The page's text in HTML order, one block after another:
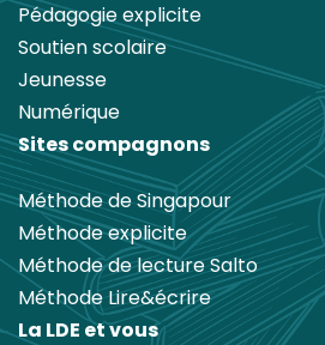
Pédagogie explicite
Soutien scolaire
Jeunesse
Numérique
Sites compagnons
Méthode de Singapour
Méthode explicite
Méthode de lecture Salto
Méthode Lire&écrire
La LDE et vous